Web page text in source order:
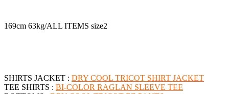
169cm 63kg/ALL ITEMS size2
SHIRTS JACKET : DRY COOL TRICOT SHIRT JACKET
TEE SHIRTS : BI-COLOR RAGLAN SLEEVE TEE